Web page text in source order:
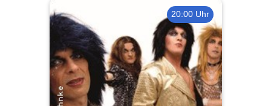
20:00 Uhr